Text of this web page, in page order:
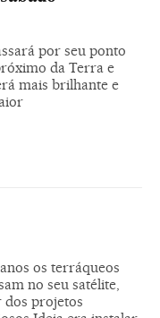
por seu ponto
da Terra e
mais brilhante e
os terráqueos
no seu satélite,
dos projetos